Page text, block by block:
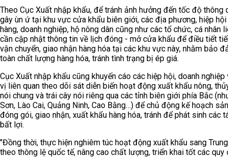
Theo Cục Xuất nhập khẩu, để tránh ảnh hưởng đến tốc độ thông
gây ùn ứ tại khu vực cửa khẩu biên giới, các địa phương, hiệp hội
hàng, doanh nghiệp, hộ nông dân cũng như các tổ chức, cá nhân
cần cập nhật thông tin về lịch đóng - mở cửa khẩu để điều tiết
vận chuyển, giao nhận hàng hóa tại các khu vực này, nhằm bảo
toàn chất lượng hàng hóa, tránh tình trạng bị ép giá.
Cục Xuất nhập khẩu cũng khuyến cáo các hiệp hội, doanh nghiệp
vị liên quan theo dõi sát diễn biến hoạt động xuất khẩu nông,
nói chung và trái cây nói riêng qua các tỉnh biên giới phía Bắc
Sơn, Lào Cai, Quảng Ninh, Cao Bằng…) để chủ động kế hoạch
đóng gói, giao nhận, xuất khẩu hàng hóa, tránh để phát sinh các
bất lợi.
"Đồng thời, thực hiện nghiêm túc hoạt động xuất khẩu sang
theo thông lệ quốc tế, nâng cao chất lượng, triển khai tốt các quy